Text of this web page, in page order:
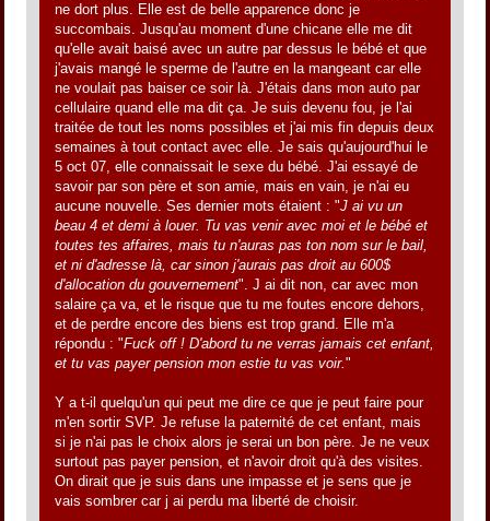
ne dort plus. Elle est de belle apparence donc je
succombais. Jusqu'au moment d'une chicane elle me dit
qu'elle avait baisé avec un autre par dessus le bébé et que
j'avais mangé le sperme de l'autre en la mangeant car elle
ne voulait pas baiser ce soir là. J'étais dans mon auto par
cellulaire quand elle ma dit ça. Je suis devenu fou, je l'ai
traitée de tout les noms possibles et j'ai mis fin depuis deux
semaines à tout contact avec elle. Je sais qu'aujourd'hui le
5 oct 07, elle connaissait le sexe du bébé. J'ai essayé de
savoir par son père et son amie, mais en vain, je n'ai eu
aucune nouvelle. Ses dernier mots étaient : "J ai vu un
beau 4 et demi à louer. Tu vas venir avec moi et le bébé et
toutes tes affaires, mais tu n'auras pas ton nom sur le bail,
et ni d'adresse là, car sinon j'aurais pas droit au 600$
d'allocation du gouvernement". J ai dit non, car avec mon
salaire ça va, et le risque que tu me foutes encore dehors,
et de perdre encore des biens est trop grand. Elle m'a
répondu : "Fuck off ! D'abord tu ne verras jamais cet enfant,
et tu vas payer pension mon estie tu vas voir."
Y a t-il quelqu'un qui peut me dire ce que je peut faire pour
m'en sortir SVP. Je refuse la paternité de cet enfant, mais
si je n'ai pas le choix alors je serai un bon père. Je ne veux
surtout pas payer pension, et n'avoir droit qu'à des visites.
On dirait que je suis dans une impasse et je sens que je
vais sombrer car j ai perdu ma liberté de choisir.